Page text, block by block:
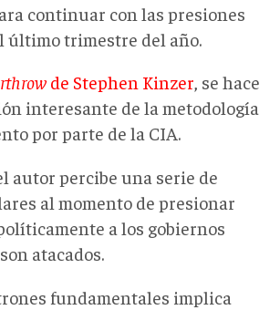
continuar con las presiones
último trimestre del año.
de Stephen Kinzer, se hace
interesante de la metodología
por parte de la CIA.
autor percibe una serie de
al momento de presionar
a los gobiernos
atacados.
fundamentales implica